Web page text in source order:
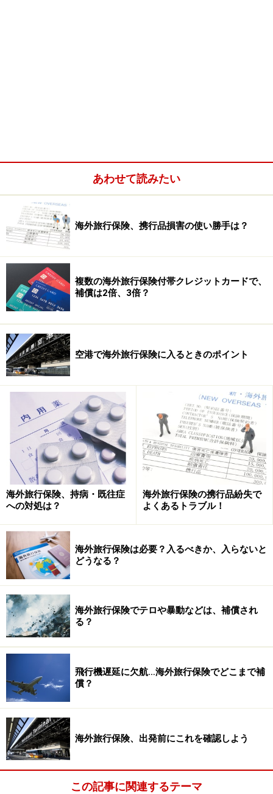
あわせて読みたい
海外旅行保険、携行品損害の使い勝手は？
複数の海外旅行保険付帯クレジットカードで、
補償は2倍、3倍？
空港で海外旅行保険に入るときのポイント
海外旅行保険、持病・既往症
への対処は？
海外旅行保険の携行品紛失で
よくあるトラブル！
海外旅行保険は必要？入るべきか、入らないと
どうなる？
海外旅行保険でテロや暴動などは、補償され
る？
飛行機遅延に欠航…海外旅行保険でどこまで補
償？
海外旅行保険、出発前にこれを確認しよう
この記事に関連するテーマ